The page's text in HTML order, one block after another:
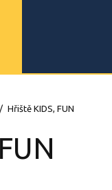
/ Hřiště KIDS, FUN